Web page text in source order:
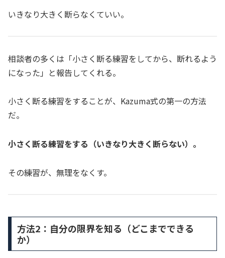
いきなり大きく断らなくていい。
相談者の多くは「小さく断る練習をしてから、断れるよう
になった」と報告してくれる。
小さく断る練習をすることが、Kazuma式の第一の方法
だ。
小さく断る練習をする（いきなり大きく断らない）。
その練習が、無理をなくす。
方法2：自分の限界を知る（どこまでできる
か）